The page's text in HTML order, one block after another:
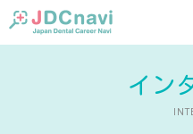
イン